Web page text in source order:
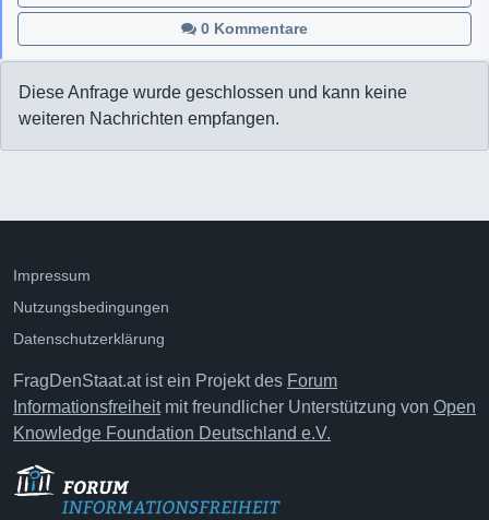
0 Kommentare
Diese Anfrage wurde geschlossen und kann keine
weiteren Nachrichten empfangen.
Impressum
Nutzungsbedingungen
Datenschutzerklärung
FragDenStaat.at ist ein Projekt des Forum
Informationsfreiheitmit freundlicher Unterstützung von Open
Knowledge Foundation Deutschland e.V.